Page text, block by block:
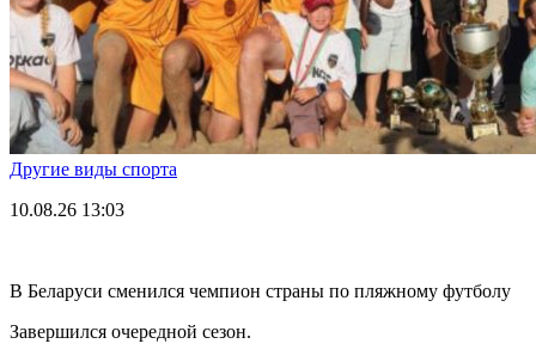
Другие виды спорта
10.08.26 13:03
В Беларуси сменился чемпион страны по пляжному футболу
Завершился очередной сезон.